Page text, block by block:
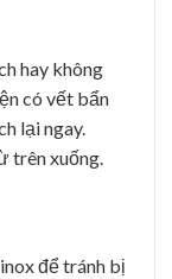
hay không
có vết bẩn
lại ngay.
trên xuống.
để tránh bị